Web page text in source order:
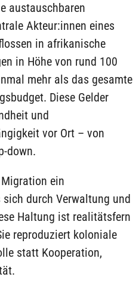
austauschbaren
Akteur:innen eines
in afrikanische
in Höhe von rund 100
mehr als das gesamte
Diese Gelder
und
vor Ort – von
down.
ein
durch Verwaltung und
Haltung ist realitätsfern
reproduziert koloniale
statt Kooperation,